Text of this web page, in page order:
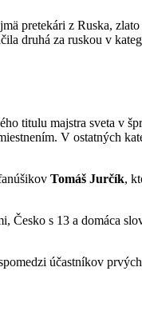
pretekári z Ruska,
druhá za ruskou v
titulu majstra sveta v
V ostatných
Tomáš Jurčík,
Česko s 13 a domáca
účastníkov